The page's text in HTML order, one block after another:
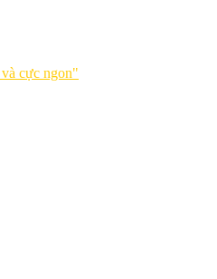
cực ngon"